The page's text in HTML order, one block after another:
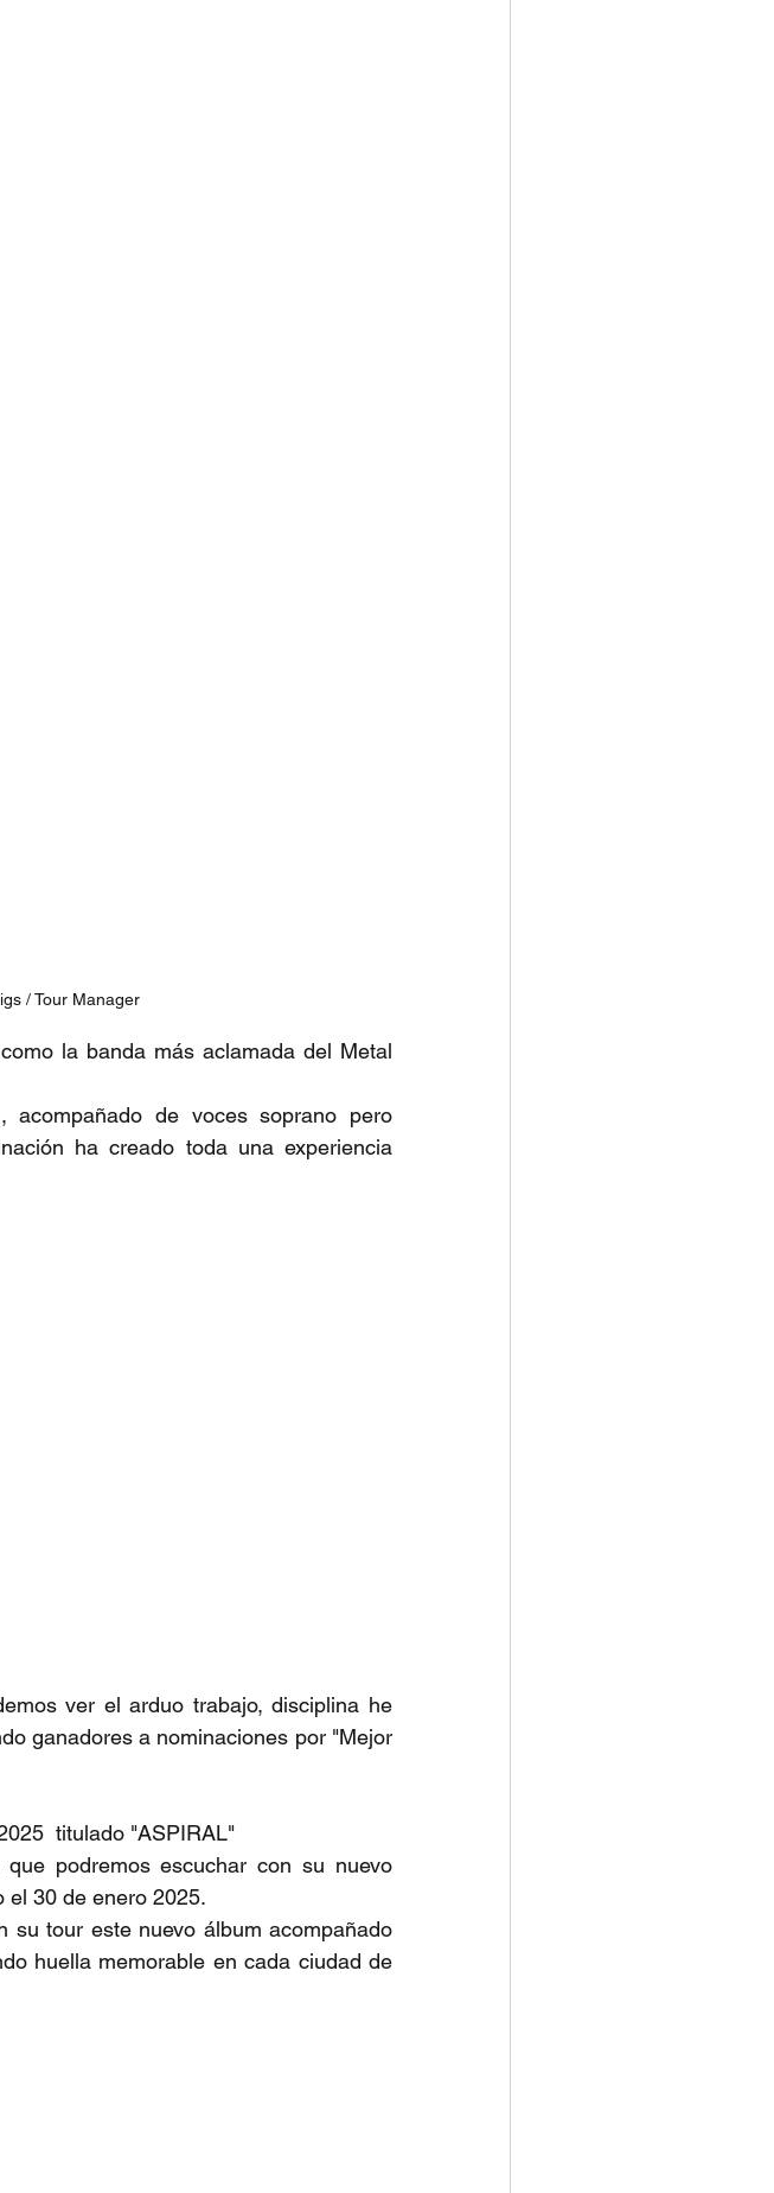
/ Tour Manager
la banda más aclamada del Metal
de voces soprano pero
ha creado toda una experiencia
ver el arduo trabajo, disciplina he
ganadores a nominaciones por "Mejor
titulado "ASPIRAL"
podremos escuchar con su nuevo
el 30 de enero 2025.
su tour este nuevo álbum acompañado
huella memorable en cada ciudad de